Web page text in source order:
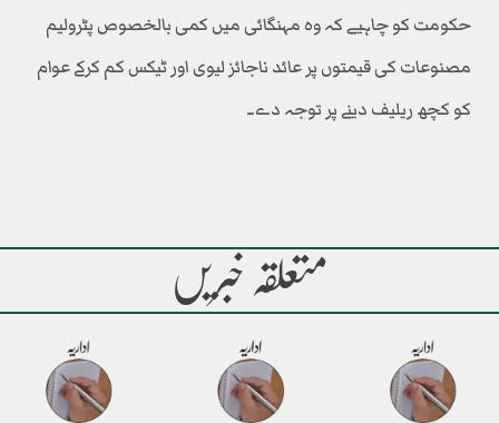
حکومت کو چاہیے کہ وہ مہنگائی میں کمی بالخصوص پٹرولیم
مصنوعات کی قیمتوں پر عائد ناجائز لیوی اور ٹیکس کم کرکے عوام
کو کچھ ریلیف دینے پر توجہ دے۔
متعلقہ خبریں